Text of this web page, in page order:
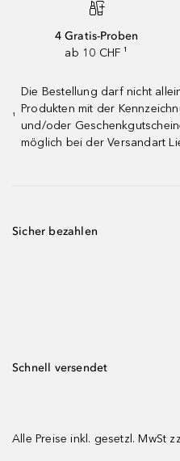
4 Gratis-Proben
ab 10 CHF ¹
¹
Die Bestellung darf nicht
Produkten mit der
und/oder
möglich bei der Versandart
Sicher bezahlen
Schnell versendet
Alle Preise inkl. gesetzl. MwSt